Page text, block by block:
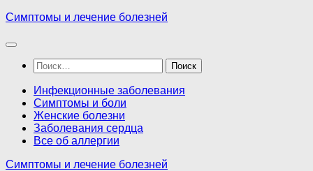
Перейти
содержимому
Симптомы и лечение болезней
Найти:
Инфекционные заболевания
Симптомы и боли
Женские болезни
Заболевания сердца
Все об аллергии
Симптомы и лечение болезней